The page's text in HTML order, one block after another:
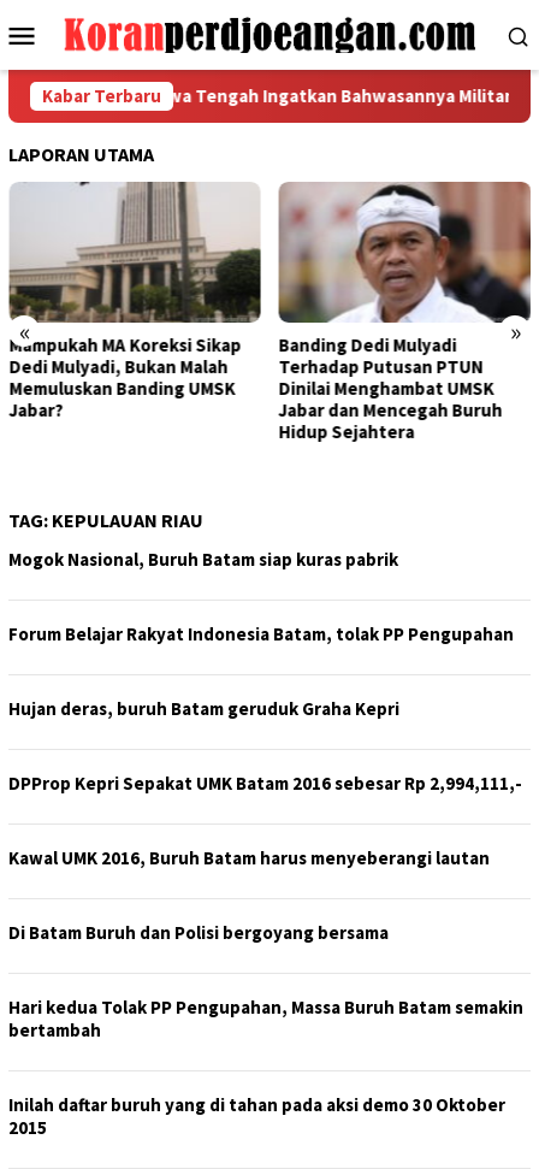
ke
Menu
Mobile
Kabar Terbaru
DPW FSPMI Jawa Tengah Ingatkan Bahwasannya Militansi
LAPORAN UTAMA
« »
Sikap
Malah
UMSK
Banding Dedi Mulyadi
Terhadap Putusan PTUN
Dinilai Menghambat UMSK
Jabar dan Mencegah Buruh
Bapak Aing
Banding, MA Tak
Mengubur
UMSK Jawa Barat
TAG: KEPULAUAN RIAU
Mogok Nasional, Buruh Batam siap kuras pabrik
Forum Belajar Rakyat Indonesia Batam, tolak PP Pengupahan
Hujan deras, buruh Batam geruduk Graha Kepri
DPProp Kepri Sepakat UMK Batam 2016 sebesar Rp 2,994,111,-
Kawal UMK 2016, Buruh Batam harus menyeberangi lautan
Di Batam Buruh dan Polisi bergoyang bersama
Hari kedua Tolak PP Pengupahan, Massa Buruh Batam semakin
bertambah
Inilah daftar buruh yang di tahan pada aksi demo 30 Oktober
2015